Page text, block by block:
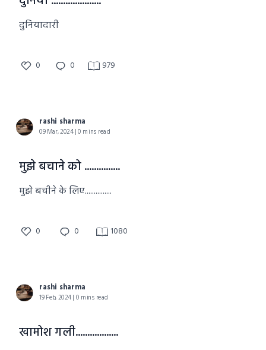
दुनियादारी
0 0 979
rashi sharma
09 Mar, 2024 | 0 mins read
मुझे बचाने को ...............
मुझे बचीने के लिए...............
0 0 1080
rashi sharma
19 Feb, 2024 | 0 mins read
खामोश गली..................